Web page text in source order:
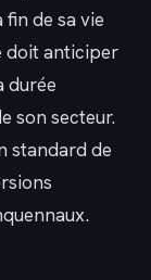
de sa vie
doit anticiper
durée
son secteur.
standard de